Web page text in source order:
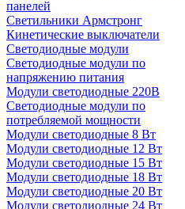
панелей
Светильники Армстронг
Кинетические выключатели
Светодиодные модули
Светодиодные модули по
напряжению питания
Модули светодиодные 220В
Светодиодные модули по
потребляемой мощности
Модули светодиодные 8 Вт
Модули светодиодные 12 Вт
Модули светодиодные 15 Вт
Модули светодиодные 18 Вт
Модули светодиодные 20 Вт
Модули светодиодные 24 Вт